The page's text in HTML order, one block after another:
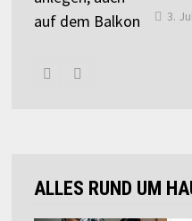
3.
ALLES RUND UM